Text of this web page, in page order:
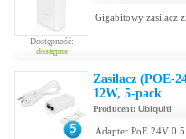
Dostępność:
dostępne
Gigabitowy zasilacz
Zasilacz (POE-
12W, 5-pack
Producent: Ubiquiti
Adapter PoE 24V